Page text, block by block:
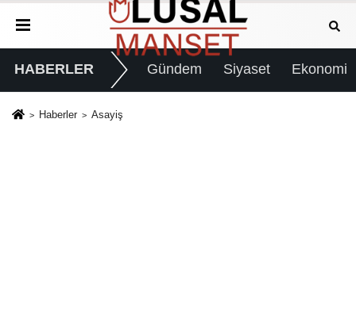
HABERLER Gündem Siyaset Ekonomi
Haberler Asayiş